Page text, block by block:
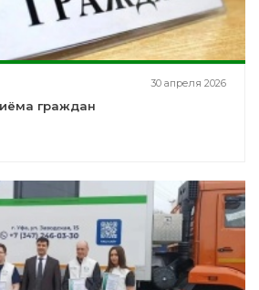
30 апреля 2026
граждан